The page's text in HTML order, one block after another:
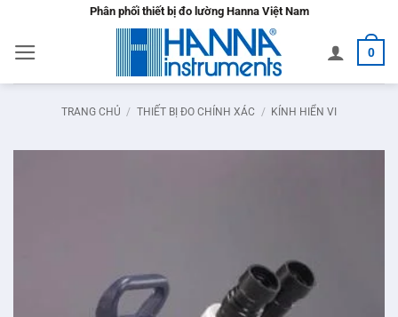
nội
dung
Phân phối thiết bị đo lường Hanna Việt Nam
0
TRANG CHỦ / THIẾT BỊ ĐO CHÍNH XÁC / KÍNH HIỂN VI